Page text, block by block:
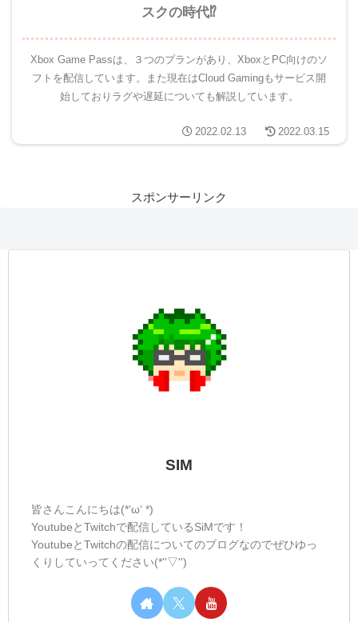
スクの時代⁉
Xbox Game Passは、３つのプランがあり、XboxとPC向けのソ
フトを配信しています。また現在はCloud Gamingもサービス開
始しておりラグや遅延についても解説しています。
2022.02.13 2022.03.15
スポンサーリンク
SIM
皆さんこんにちは(*‘ω‘ *)
YoutubeとTwitchで配信しているSiMです！
YoutubeとTwitchの配信についてのブログなのでぜひゆっ
くりしていってください(*''▽'')